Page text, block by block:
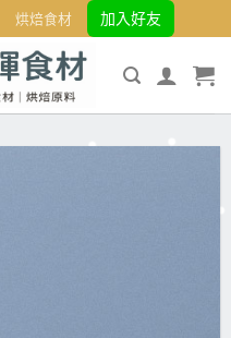
烘焙食材 加入好友